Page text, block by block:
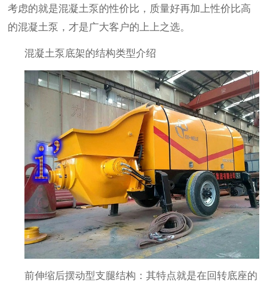
考虑的就是混凝土泵的性价比，质量好再加上性价比高
的混凝土泵，才是广大客户的上上之选。
混凝土泵底架的结构类型介绍
前伸缩后摆动型支腿结构：其特点就是在回转底座的